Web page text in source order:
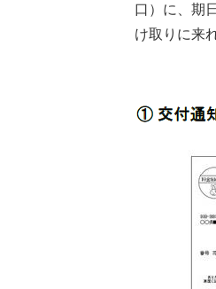
口）に、期
け取りに来